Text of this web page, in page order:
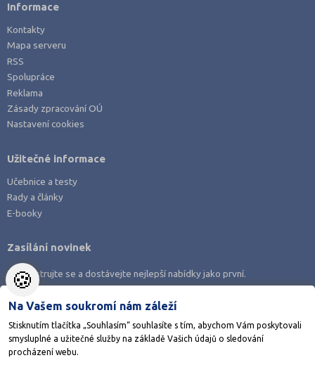
Informace
Kontakty
Mapa serveru
RSS
Spolupráce
Reklama
Zásady zpracování OÚ
Nastavení cookies
Stáhněte si aplikaci Adresář škol
Užitečné informace
Učebnice a testy
Rady a články
E-booky
Zasílání novinek
Zaregistrujte se a dostávejte nejlepší nabídky jako první.
🍪
Na Vašem soukromí nám záleží
Stisknutím tlačítka „Souhlasím“ souhlasíte s tím, abychom Vám poskytovali
smysluplné a užitečné služby na základě Vašich údajů o sledování
procházení webu.